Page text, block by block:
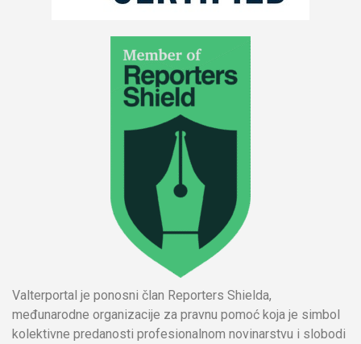
Valterportal je ponosni član Reporters Shielda,
međunarodne organizacije za pravnu pomoć koja je simbol
kolektivne predanosti profesionalnom novinarstvu i slobodi